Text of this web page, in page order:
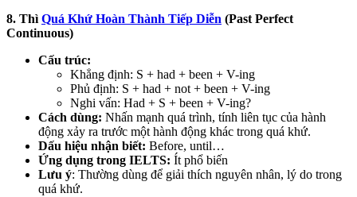
8. Thì Quá Khứ Hoàn Thành Tiếp Diễn (Past Perfect
Continuous)
Cấu trúc:
Khẳng định: S + had + been + V-ing
Phủ định: S + had + not + been + V-ing
Nghi vấn: Had + S + been + V-ing?
Cách dùng: Nhấn mạnh quá trình, tính liên tục của hành
động xảy ra trước một hành động khác trong quá khứ.
Dấu hiệu nhận biết: Before, until…
Ứng dụng trong IELTS: Ít phổ biến
Lưu ý: Thường dùng để giải thích nguyên nhân, lý do trong
quá khứ.